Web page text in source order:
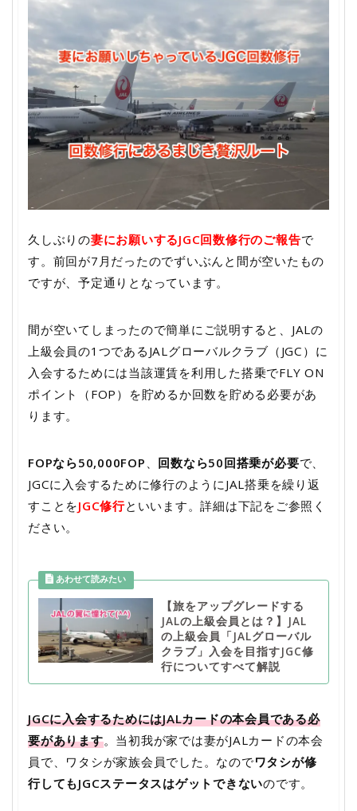
久しぶりの妻にお願いするJGC回数修行のご報告で
す。前回が7月だったのでずいぶんと間が空いたもの
ですが、予定通りとなっています。
間が空いてしまったので簡単にご説明すると、JALの
上級会員の1つであるJALグローバルクラブ（JGC）に
入会するためには当該運賃を利用した搭乗でFLY ON
ポイント（FOP）を貯めるか回数を貯める必要があ
ります。
FOPなら50,000FOP 回数なら50回搭乗が必要で、
JGCに入会するために修行のようにJAL搭乗を繰り返
すことをJGC修行といいます。詳細は下記をご参照く
ださい。
【旅をアップグレードする
JALの上級会員とは？】JAL
の上級会員「JALグローバル
クラブ」入会を目指すJGC修
行についてすべて解説
JGCに入会するためにはJALカードの本会員である必
要があります。当初我が家では妻がJALカードの本会
員で、ワタシが家族会員でした。なのでワタシが修
行してもJGCステータスはゲットできないのです。